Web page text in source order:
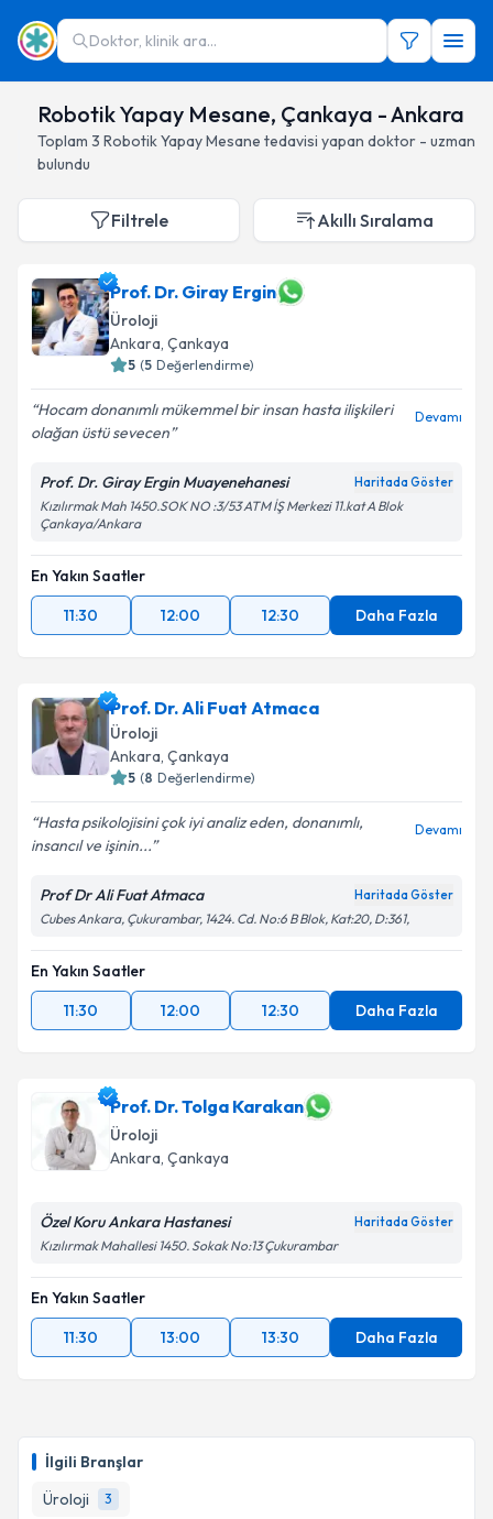
Doktor, klinik ara...
Robotik Yapay Mesane, Çankaya - Ankara
Toplam 3 Robotik Yapay Mesane tedavisi yapan doktor - uzman
bulundu
İlgili Branşlar
Üroloji
3
Filtrele Akıllı Sıralama
Prof. Dr. Giray Ergin
Üroloji
Ankara, Çankaya
5 (5 Değerlendirme)
Hocam donanımlı mükemmel bir insan hasta ilişkileri
olağan üstü sevecen
Devamı
Prof. Dr. Giray Ergin Muayenehanesi Haritada Göster
Kızılırmak Mah 1450.SOK NO :3/53 ATM İŞ Merkezi 11.kat A Blok
Çankaya/Ankara
En Yakın Saatler
11:30
12:00 12:30 Daha Fazla
Prof. Dr. Ali Fuat Atmaca
Üroloji
Ankara, Çankaya
5 (8 Değerlendirme)
Hasta psikolojisini çok iyi analiz eden, donanımlı,
insancıl ve işinin...
Devamı
Prof Dr Ali Fuat Atmaca Haritada Göster
Cubes Ankara, Çukurambar, 1424. Cd. No:6 B Blok, Kat:20, D:361,
En Yakın Saatler
11:30
12:00 12:30 Daha Fazla
Prof. Dr. Tolga Karakan
Üroloji
Ankara, Çankaya
Özel Koru Ankara Hastanesi Haritada Göster
Kızılırmak Mahallesi 1450. Sokak No:13 Çukurambar
En Yakın Saatler
11:30
13:00 13:30 Daha Fazla